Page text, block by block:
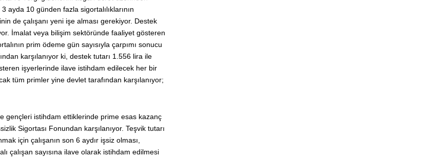
ayda 10 günden fazla sigortalılıklarının
de çalışanı yeni işe alması gerekiyor. Destek
İmalat veya bilişim sektöründe faaliyet gösteren
prim ödeme gün sayısıyla çarpımı sonucu
karşılanıyor ki, destek tutarı 1.556 lira ile
işyerlerinde ilave istihdam edilecek her bir
tüm primler yine devlet tarafından karşılanıyor;
gençleri istihdam ettiklerinde prime esas kazanç
Sigortası Fonundan karşılanıyor. Teşvik tutarı
için çalışanın son 6 aydır işsiz olması,
çalışan sayısına ilave olarak istihdam edilmesi